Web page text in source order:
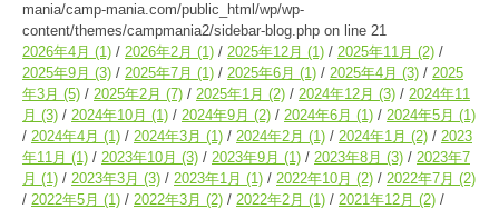
mania/camp-mania.com/public_html/wp/wp-
content/themes/campmania2/sidebar-blog.php on line 21
2026年4月 (1) 2026年2月 (1) 2025年12月 (1) 2025年11月 (2)
2025年9月 (3) 2025年7月 (1) 2025年6月 (1) 2025年4月 (3)
2025
年3月 (5) 2025年2月 (7) 2025年1月 (2) 2024年12月 (3)
2024年11
月 (3) 2024年10月 (1) 2024年9月 (2) 2024年6月 (1) 2024年5月 (1)
2024年4月 (1) 2024年3月 (1) 2024年2月 (1) 2024年1月 (2)
2023
年11月 (1) 2023年10月 (3) 2023年9月 (1) 2023年8月 (3)
2023年7
月 (1) 2023年3月 (3) 2023年1月 (1) 2022年10月 (2) 2022年7月 (2)
2022年5月 (1) 2022年3月 (2) 2022年2月 (1) 2021年12月 (2)